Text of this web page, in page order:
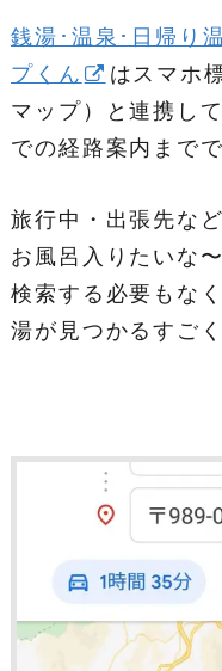
銭湯･温泉･日帰り
プくん
はスマホ
マップ）と連携し
での経路案内まで
旅行中・出張先な
お風呂入りたいな
検索する必要もな
湯が見つかるすご